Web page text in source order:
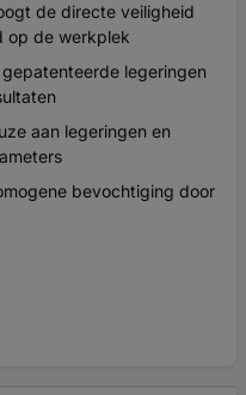
de directe veiligheid
op de werkplek
legeringen
aan legeringen en
bevochtiging door